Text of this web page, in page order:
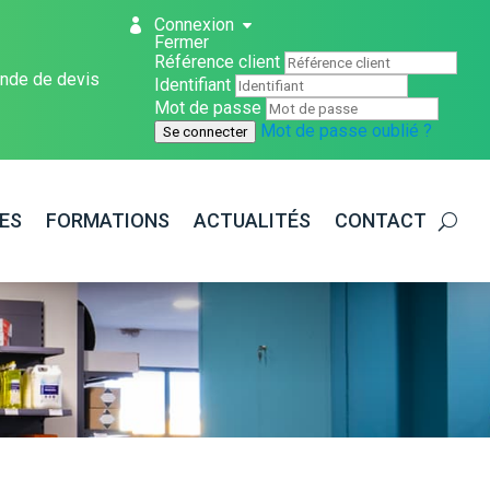
de devis
Connexion
Fermer
Référence client
Identifiant
Mot de passe
Se connecter Mot de passe oublié ?
FORMATIONS ACTUALITÉS CONTACT